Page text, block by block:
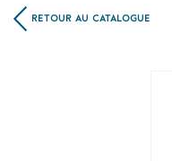
RETOUR AU CATALOGUE